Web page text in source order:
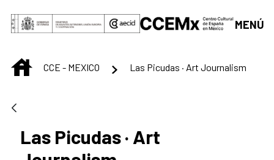
Saltar al contenido principal
MENÚ
INICIOCCE - MEXICO Las Picudas · Art Journalism
Las Picudas · Art